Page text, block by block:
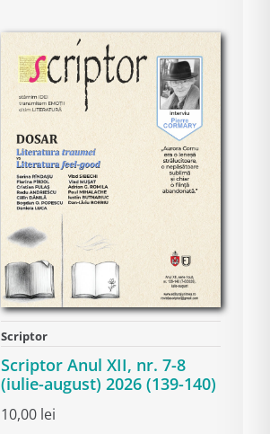
Scriptor
Scriptor Anul XII, nr. 7-8
(iulie-august) 2026 (139-140)
10,00 lei